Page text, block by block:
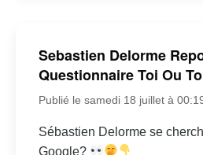
Sebastien Delorme
Questionnaire Toi Ou
Publié le samedi 18 juillet à
Sébastien Delorme se
Google?